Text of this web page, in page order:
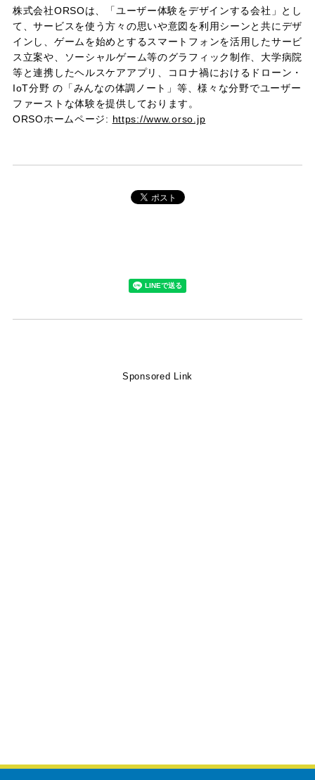
株式会社ORSOは、「ユーザー体験をデザインする会社」とし
て、サービスを使う方々の思いや意図を利用シーンと共にデザ
インし、ゲームを始めとするスマートフォンを活用したサービ
ス立案や、ソーシャルゲーム等のグラフィック制作、大学病院
等と連携したヘルスケアアプリ、コロナ禍におけるドローン・
IoT分野 の「みんなの体調ノート」等、様々な分野でユーザー
ファーストな体験を提供しております。
ORSOホームページ: https://www.orso.jp
Sponsored Link